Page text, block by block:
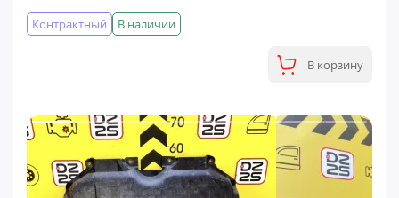
В наличии
Контрактный
В корзину